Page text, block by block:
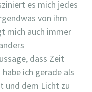
es mich jedes
von ihm
mich auch immer
dass Zeit
ich gerade als
und dem Licht zu